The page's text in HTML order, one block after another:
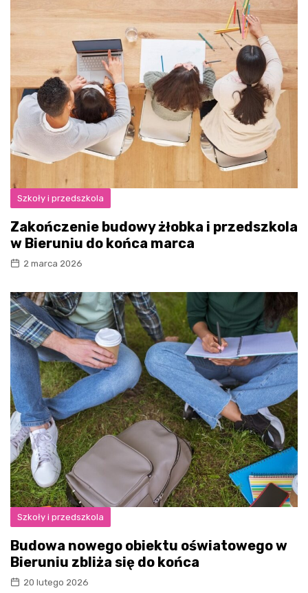
Szkoły i przedszkola
Zakończenie budowy żłobka i przedszkola
w Bieruniu do końca marca
2 marca 2026
Szkoły i przedszkola
Budowa nowego obiektu oświatowego w
Bieruniu zbliża się do końca
20 lutego 2026